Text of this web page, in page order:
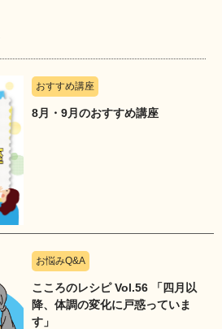
おすすめ講座
8月・9月のおすすめ講座
お悩みQ&A
こころのレシピ Vol.56 「四月以
降、体調の変化に戸惑っていま
す」